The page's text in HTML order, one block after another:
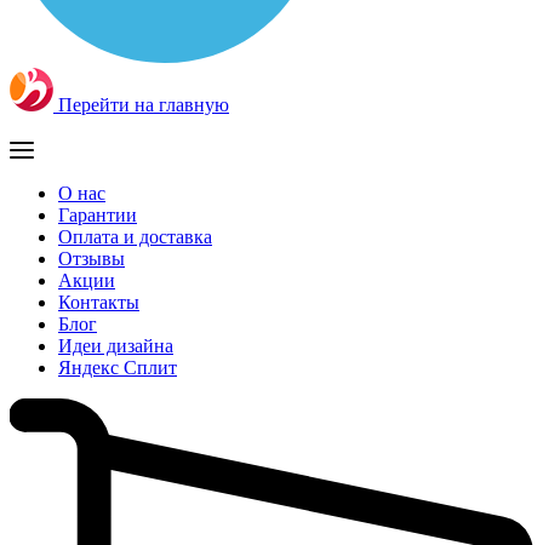
Перейти на главную
О нас
Гарантии
Оплата и доставка
Отзывы
Акции
Контакты
Блог
Идеи дизайна
Яндекс Сплит